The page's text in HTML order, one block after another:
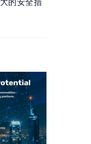
的安全措